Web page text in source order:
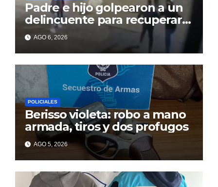
Padre e hijo golpearon a un
delincuente para recuperar
un celular robado en Berisso
AGO 6, 2026
POLICIALES
Berisso violeta: robo a mano
armada, tiros y dos profugos
AGO 5, 2026